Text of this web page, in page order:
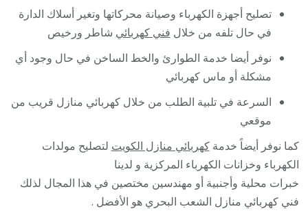
تصليح أجهزة الكهرباء وصيانة محركاتها وتغير أسلاك الدارة
في حال تلفه من خلال فني كهربائي شاطر ورخيص
نوفر أيضا خدمة الطوارئ والخط الساخن في حال وجود أي
مشكلة أو ماس كهربائي
السرعة في تلبية الطلب من خلال كهربائي منازل قريب من
موقعي
كما نوفر أيضاً خدمةكهربائي منازل الكويت لتصليح مولدات
الكهرباء وخزانات الكهرباء المركزية و لدينا
خبرات محلية وأجنبية أو مهندسين مختصين في هذا المجال لذلك
فني كهربائي منازل الشعب البحري هو الأفضل .